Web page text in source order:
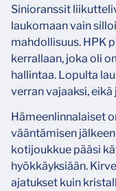
Sinioranssit
laukomaan vain
mahdollisuus. HPK
kerrallaan, joka oli
hallintaa. Lopulta
verran vajaaksi,
Hämeenlinnalaiset
vääntämisen
kotijoukkue pääsi
hyökkäyksiään.
ajatukset kuin